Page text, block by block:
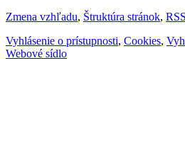
Zmena vzhľadu, Štruktúra stránok, RSS
Vyhlásenie o prístupnosti, Cookies,
Webové sídlo